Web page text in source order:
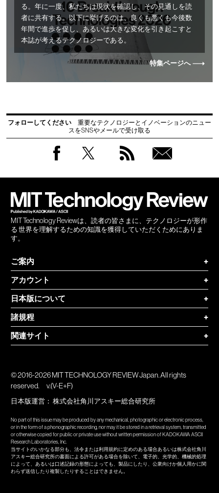
る。年に一度、私たちは現状を確認し、その見通しを読
者に共有する。以下に挙げるのは、良くも悪くも今後数
年間で進歩を促し、あるいは大きな変化を引き起こすと
本誌が考えるテクノロジーである。
特集ページへ
フォローしてください
重要なテクノロジーとイノベーションのニュー
スをSNSやメールで受け取る
MIT Technology Reviewは、読者の皆さまに、テクノロジーが形作
る 世界を理解するための知識を獲得していただくためにありま
す。
ご案内
+
アカウント
+
日本版について
+
諸規程
+
関連サイト
+
© 2016-2026 MIT TECHNOLOGY REVIEW Japan. All rights
reserved.
v.(V-E+F)
日本版運営：株式会社角川アスキー総合研究所
No part of this issue may be produced by any mechanical, photographic or electronic process,
or in the form of a phonographic recording, nor may it be stored in a retrieval system, transmitted
or otherwise copied for public or private use without written permission of KADOKAWA ASCII
Research Laboratories, Inc.
当サイトのいかなる部分も、法令または利用規約に定めのある場合あるいは株式会社角川
アスキー総合研究所の書面による許可がある場合を除いて、電子的、光学的、機械的処理
によって、あるいは口述記録の形態によっても、製品にしたり、公衆向けか個人用かに関
わらず送信したり複製したりすることはできません。